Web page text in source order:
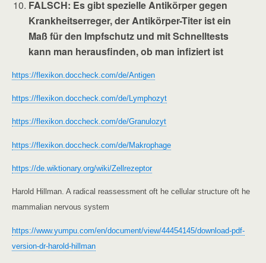
FALSCH: Es gibt spezielle Antikörper gegen
Krankheitserreger, der Antikörper-Titer ist ein
Maß für den Impfschutz und mit Schnelltests
kann man herausfinden, ob man infiziert ist
https://flexikon.doccheck.com/de/Antigen
https://flexikon.doccheck.com/de/Lymphozyt
https://flexikon.doccheck.com/de/Granulozyt
https://flexikon.doccheck.com/de/Makrophage
https://de.wiktionary.org/wiki/Zellrezeptor
Harold Hillman. A radical reassessment oft he cellular structure oft he
mammalian nervous system
https://www.yumpu.com/en/document/view/44454145/download-pdf-
version-dr-harold-hillman